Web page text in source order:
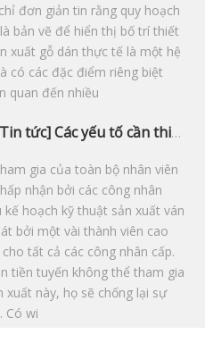
đơn giản tin rằng quy hoạch
bản vẽ để hiển thị bố trí thiết
xuất gỗ dán thực tế là một hệ
có các đặc điểm riêng biệt
quan đến nhiều
tức]Các yếu tố cần thiết của quy hoạch nhà máy gỗ dán
gia của toàn bộ nhân viên
nhận bởi các công nhân
kế hoạch kỹ thuật sản xuất ván
bởi một vài thành viên cao
tất cả các công nhân cấp.
tiền tuyến không thể tham gia
xuất này, họ sẽ chống lại sự
Có wi